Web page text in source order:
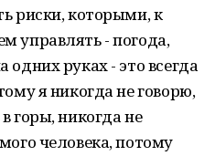
риски, которыми, к
управлять - погода,
руках - это всегда
я никогда не говорю,
горы, никогда не
человека, потому